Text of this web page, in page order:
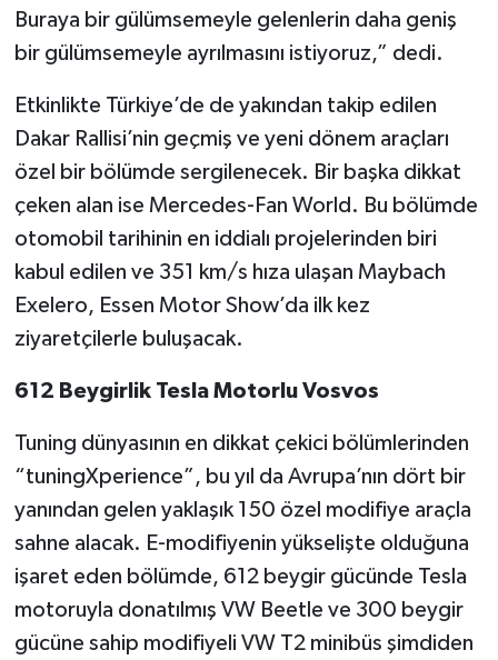
Buraya bir gülümsemeyle gelenlerin daha geniş
bir gülümsemeyle ayrılmasını istiyoruz,” dedi.
Etkinlikte Türkiye’de de yakından takip edilen
Dakar Rallisi’nin geçmiş ve yeni dönem araçları
özel bir bölümde sergilenecek. Bir başka dikkat
çeken alan ise Mercedes-Fan World. Bu bölümde
otomobil tarihinin en iddialı projelerinden biri
kabul edilen ve 351 km/s hıza ulaşan Maybach
Exelero, Essen Motor Show’da ilk kez
ziyaretçilerle buluşacak.
612 Beygirlik Tesla Motorlu Vosvos
Tuning dünyasının en dikkat çekici bölümlerinden
“tuningXperience”, bu yıl da Avrupa’nın dört bir
yanından gelen yaklaşık 150 özel modifiye araçla
sahne alacak. E-modifiyenin yükselişte olduğuna
işaret eden bölümde, 612 beygir gücünde Tesla
motoruyla donatılmış VW Beetle ve 300 beygir
gücüne sahip modifiyeli VW T2 minibüs şimdiden